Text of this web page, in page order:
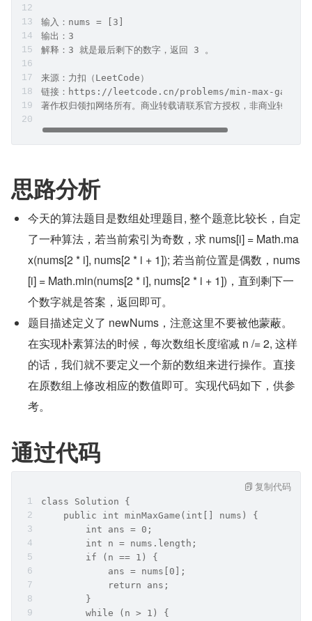
输入：nums = [3]
输出：3
解释：3 就是最后剩下的数字，返回 3 。
来源：力扣（LeetCode）
链接：https://leetcode.cn/problems/min-max-game
著作权归领扣网络所有。商业转载请联系官方授权，非商业转载请
思路分析
今天的算法题目是数组处理题目, 整个题意比较长，自定
了一种算法，若当前索引为奇数，求 nums[i] = Math.ma
x(nums[2 * i], nums[2 * i + 1]); 若当前位置是偶数，nums
[i] = Math.min(nums[2 * i], nums[2 * i + 1])，直到剩下一
个数字就是答案，返回即可。
题目描述定义了 newNums，注意这里不要被他蒙蔽。
在实现朴素算法的时候，每次数组长度缩减 n /= 2, 这样
的话，我们就不要定义一个新的数组来进行操作。直接
在原数组上修改相应的数值即可。实现代码如下，供参
考。
通过代码
class Solution {
    public int minMaxGame(int[] nums) {
        int ans = 0;
        int n = nums.length;
        if (n == 1) {
            ans = nums[0];
            return ans;
        }
        while (n > 1) {
复制代码